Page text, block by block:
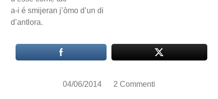
a-i é smijeran j’òmo d’un di
d’antlora.
04/06/2014 2 Commenti